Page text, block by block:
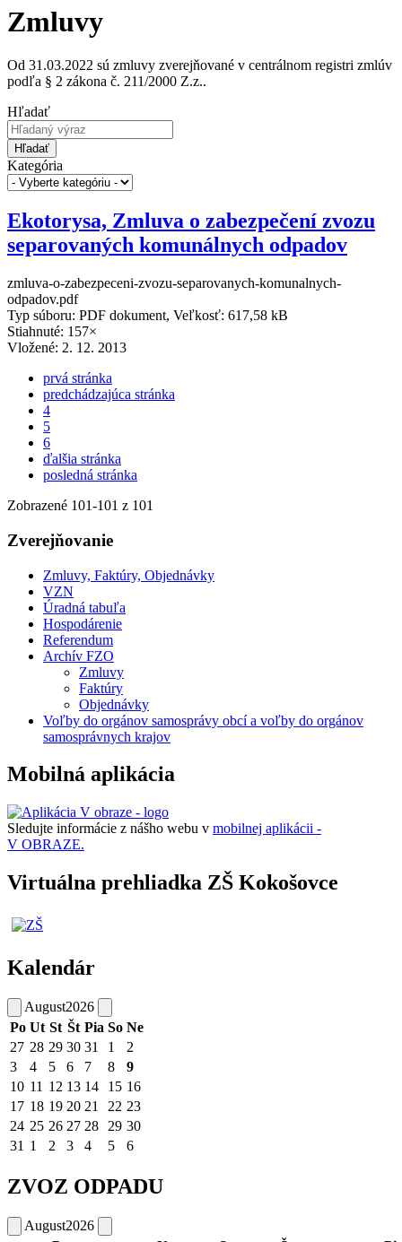
Zmluvy
Od 31.03.2022 sú zmluvy zverejňované v centrálnom registri zmlúv
podľa § 2 zákona č. 211/2000 Z.z..
Hľadať
Hľadať
Kategória
Ekotorysa, Zmluva o zabezpečení zvozu
separovaných komunálnych odpadov
zmluva-o-zabezpeceni-zvozu-separovanych-komunalnych-
odpadov.pdf
Typ súboru: PDF dokument, Veľkosť: 617,58 kB
Stiahnuté: 157×
Vložené: 2. 12. 2013
prvá stránka
predchádzajúca stránka
4
5
6
ďalšia stránka
posledná stránka
Zobrazené 101-101 z 101
Zverejňovanie
Zmluvy, Faktúry, Objednávky
VZN
Úradná tabuľa
Hospodárenie
Referendum
Archív FZO
Zmluvy
Faktúry
Objednávky
Voľby do orgánov samosprávy obcí a voľby do orgánov
samosprávnych krajov
Mobilná aplikácia
Sledujte informácie z nášho webu v mobilnej aplikácii -
V OBRAZE.
Virtuálna prehliadka ZŠ Kokošovce
Kalendár
August2026
Po Ut St Št Pia So Ne
27 28 29 30 31 1
2
3
4 5 6 7 8
9
10 11 12 13 14 15 16
17 18 19 20 21 22 23
24 25 26 27 28 29 30
31 1 2 3 4 5 6
ZVOZ ODPADU
August2026